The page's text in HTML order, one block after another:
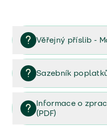
Věřejný příslib -
Věřejný příslib majetek
Sazebník
Sazebník poplatků a
Informace o
(PDF)